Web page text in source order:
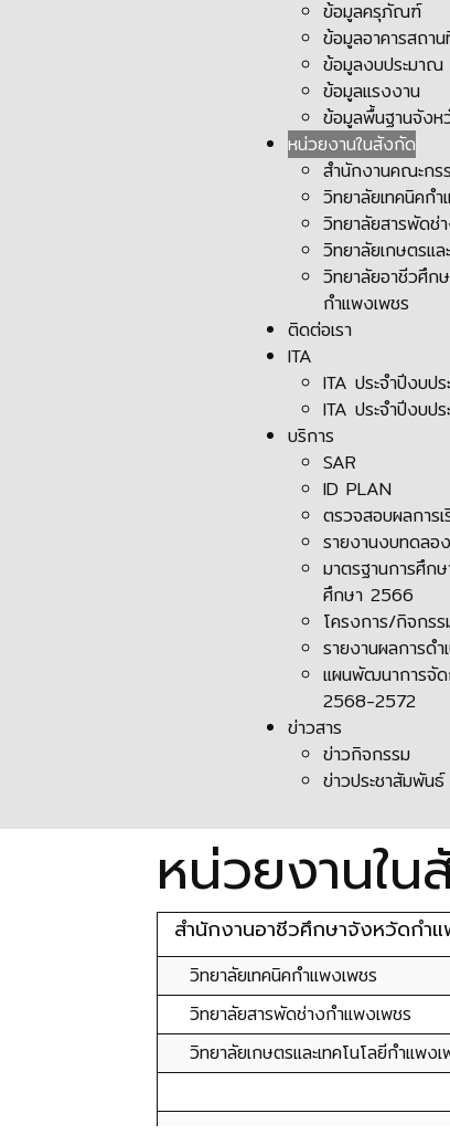
ข้อมูลครุภัณฑ์
ข้อมูลอาคารสถา
ข้อมูลงบประมาณ
ข้อมูลแรงงาน
ข้อมูลพื้นฐานจังห
หน่วยงานในสังกัด
สำนักงานคณะกร
วิทยาลัยเทคนิคก
วิทยาลัยสารพัดช่
วิทยาลัยเกษตรแล
วิทยาลัยอาชีวศึก
กำแพงเพชร
ติดต่อเรา
ITA
ITA ประจำปีงบ
ITA ประจำปีงบ
บริการ
SAR
ID PLAN
ตรวจสอบผลการ
รายงานงบทดลอ
มาตรฐานการศึก
ศึกษา 2566
โครงการ/กิจกร
รายงานผลการดำ
แผนพัฒนาการจั
2568-2572
ข่าวสาร
ข่าวกิจกรรม
ข่าวประชาสัมพันธ์
หน่วยงานใ
สำนักงานอาชีวศึกษาจังหวัดกำ
วิทยาลัยเทคนิคกำแพงเพชร
วิทยาลัยสารพัดช่างกำแพงเพชร
วิทยาลัยเกษตรและเทคโนโลยีกำแพงเ